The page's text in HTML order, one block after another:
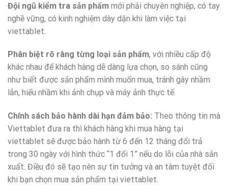
Đội ngũ kiểm tra sản phẩm mới phải chuyên nghiệp, có tay
nghề vững, có kinh nghiệm dày dặn khi làm việc tại
viettablet.
Phân biệt rõ ràng từng loại sản phẩm, với nhiều cấp độ
khác nhau để khách hàng dễ dàng lựa chọn, so sánh cũng
như biết được sản phẩm mình muốn mua, tránh gây nhầm
lẫn, hiểu nhầm khi ảnh chụp và máy ảnh thực tế.
Chính sách bảo hành dài hạn đảm bảo: Theo thông tin mà
Viettablet đưa ra thì khách hàng khi mua hàng tại
viettablet sẽ được bảo hành từ 6 đến 12 tháng đổi trả
trong 30 ngày với hình thức “1 đổi 1” nếu do lỗi của nhà sản
xuất. Điều đó sẽ tạo nên sự tin tưởng và an tâm tuyệt đối
khi bạn chọn mua sản phẩm tại viettablet.